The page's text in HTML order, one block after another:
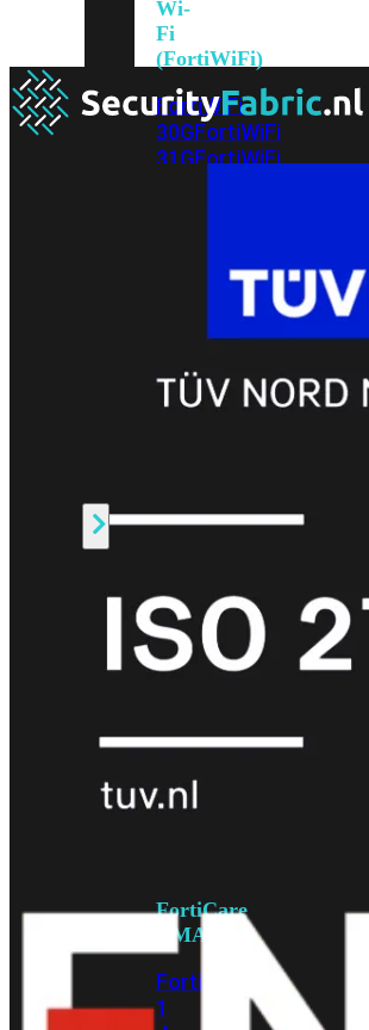
Wi-
Fi
(FortiWiFi)
FortiWiFi
30GFortiWiFi
31GFortiWiFi
FortiWiFi
FortiWiFi
FortiWiFi
71GFortiWiFi
80F FortiWiFi
bekijken
FortiCare
FortiCare
Premium
Elite
FortiCare
RMA
FortiCare
1